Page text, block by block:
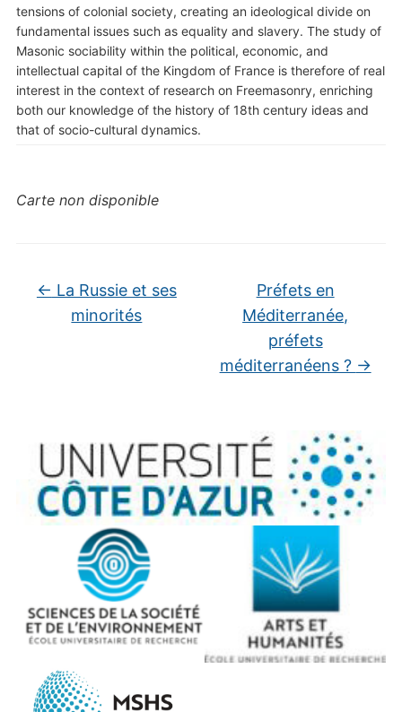
tensions of colonial society, creating an ideological divide on
fundamental issues such as equality and slavery. The study of
Masonic sociability within the political, economic, and
intellectual capital of the Kingdom of France is therefore of real
interest in the context of research on Freemasonry, enriching
both our knowledge of the history of 18th century ideas and
that of socio-cultural dynamics.
Carte non disponible
← La Russie et ses
minorités
Préfets en
Méditerranée,
préfets
méditerranéens ? →